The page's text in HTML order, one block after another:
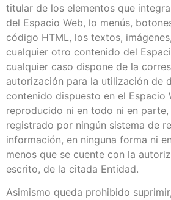
titular de los elementos que
del Espacio Web, lo menús,
código HTML, los textos,
cualquier otro contenido del
cualquier caso dispone de la
autorización para la utilización de
contenido dispuesto en el Espacio
reproducido ni en todo ni en
registrado por ningún sistema de
información, en ninguna forma ni
menos que se cuente con la
escrito, de la citada Entidad.
Asimismo queda prohibido